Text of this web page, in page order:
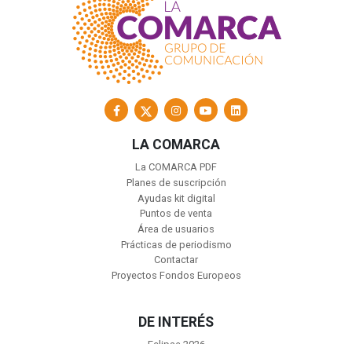
LA COMARCA
La COMARCA PDF
Planes de suscripción
Ayudas kit digital
Puntos de venta
Área de usuarios
Prácticas de periodismo
Contactar
Proyectos Fondos Europeos
DE INTERÉS